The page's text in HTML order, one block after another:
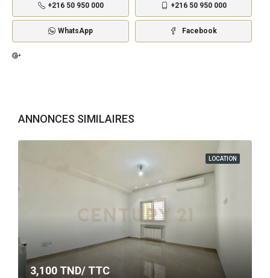
+216 50 950 000 +216 50 950 000
WhatsApp Facebook
ANNONCES SIMILAIRES
LOCATION
3,100 TND/ TTC